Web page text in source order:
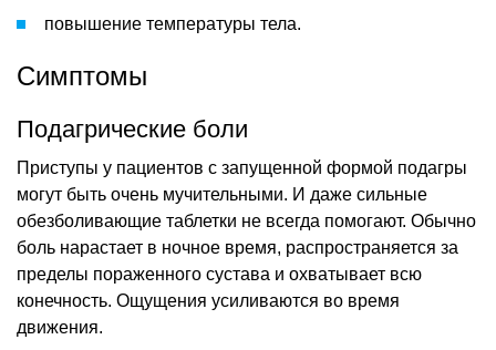
повышение температуры тела.
Симптомы
Подагрические боли
Приступы у пациентов с запущенной формой подагры
могут быть очень мучительными. И даже сильные
обезболивающие таблетки не всегда помогают. Обычно
боль нарастает в ночное время, распространяется за
пределы пораженного сустава и охватывает всю
конечность. Ощущения усиливаются во время
движения.